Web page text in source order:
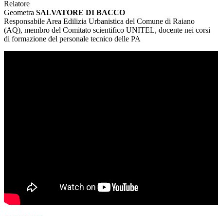
Relatore
Geometra SALVATORE DI BACCO
Responsabile Area Edilizia Urbanistica del Comune di Raiano
(AQ), membro del Comitato scientifico UNITEL, docente nei corsi
di formazione del personale tecnico delle PA